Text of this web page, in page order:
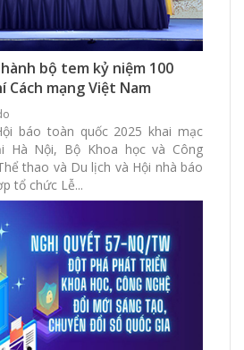
0 Bình luận
bộ tem kỷ niệm 100
Cách mạng Việt Nam
báo toàn quốc 2025 khai mạc
Hà Nội, Bộ Khoa học và Công
thao và Du lịch và Hội nhà báo
tổ chức Lễ...